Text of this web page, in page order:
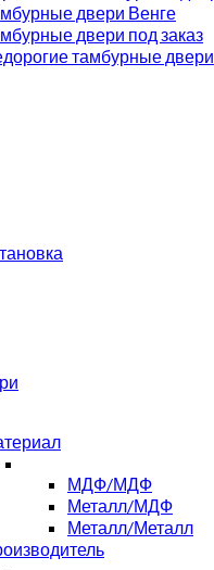
двери Венге
двери под заказ
тамбурные двери
МДФ/МДФ
Металл/МДФ
Металл/Металл